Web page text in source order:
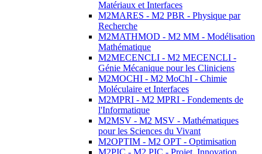
Matériaux et Interfaces
M2MARES - M2 PBR - Physique par
Recherche
M2MATHMOD - M2 MM - Modélisation
Mathématique
M2MECENCLI - M2 MECENCLI -
Génie Mécanique pour les Cliniciens
M2MOCHI - M2 MoChI - Chimie
Moléculaire et Interfaces
M2MPRI - M2 MPRI - Fondements de
l'Informatique
M2MSV - M2 MSV - Mathématiques
pour les Sciences du Vivant
M2OPTIM - M2 OPT - Optimisation
M2PIC - M2 PIC - Projet, Innovation,